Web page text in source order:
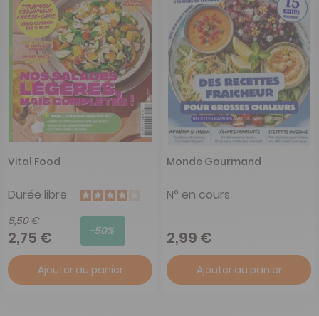
Vital Food
Durée libre
5,50 €
2,75 € -50%
Ajouter au panier
Monde Gourmand
N° en cours
2,99 €
Ajouter au panier